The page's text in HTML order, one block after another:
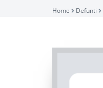
Home Defunti